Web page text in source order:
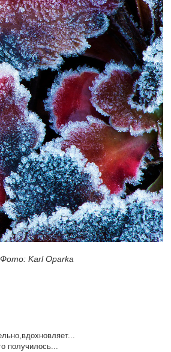
Фото: Karl Oparka
получилось...